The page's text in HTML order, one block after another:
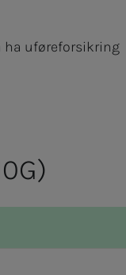
ha uføreforsikring